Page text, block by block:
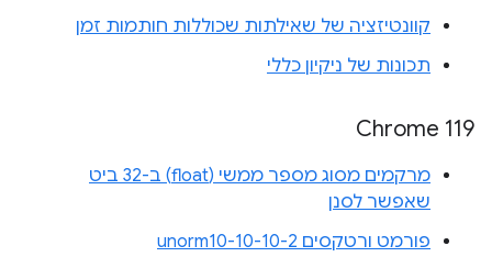
קוונטיזציה של שאילתות שכוללות חותמות זמן
תכונות של ניקיון כללי
Chrome 119
מרקמים מסוג מספר ממשי (float) ב-32 ביט
שאפשר לסנן
פורמט ורטקסים unorm10-10-10-2